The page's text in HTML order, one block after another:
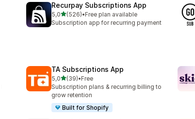
Recurpay Subscriptions App
5,0de 5 estrelas
(526)
526 total de avaliações
•Free plan available
Subscription app for recurring payment
TA Subscriptions App
5,0de 5 estrelas
(39)
39 total de avaliações
•Free
Subscription plans & recurring billing to
grow retention
Built for Shopify